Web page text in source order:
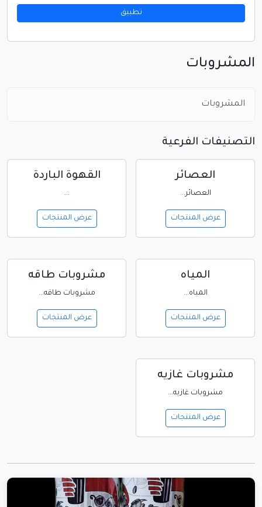
تطبيق
المشروبات
المشروبات
التصنيفات الفرعية
العصائر
العصائر...
عرض المنتجات
القهوة الباردة
...
عرض المنتجات
المياه
المياه...
عرض المنتجات
مشروبات طاقه
مشروبات طاقه...
عرض المنتجات
مشروبات غازيه
مشروبات غازيه...
عرض المنتجات